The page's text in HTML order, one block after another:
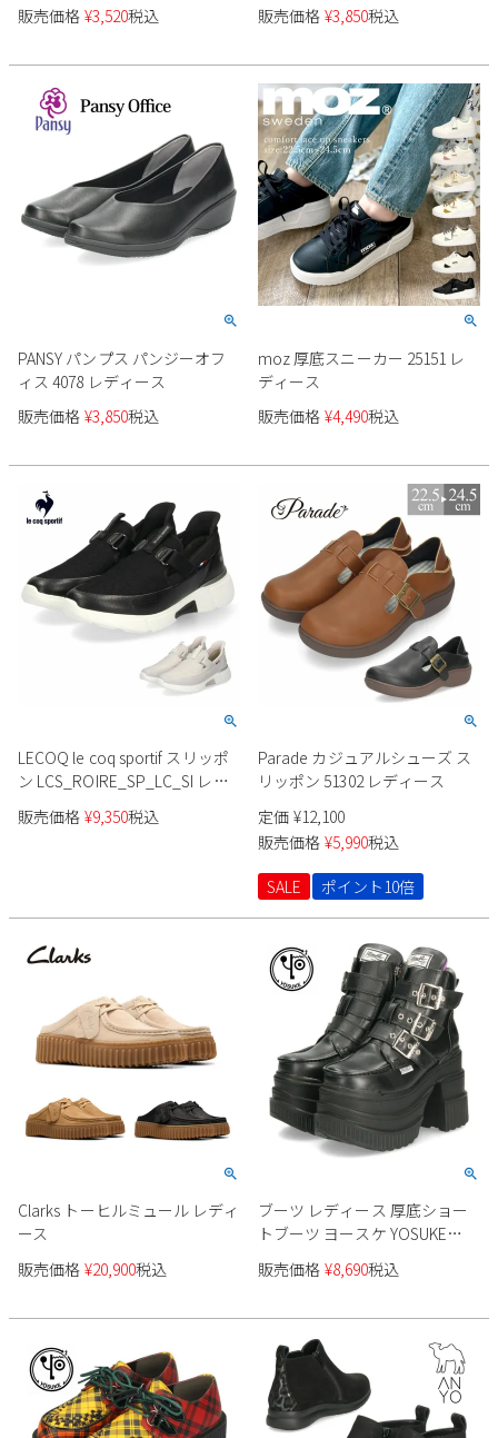
販売価格 ¥3,520税込
販売価格 ¥3,850税込
PANSY パンプス パンジーオフ
ィス 4078 レディース
販売価格 ¥3,850税込
moz 厚底スニーカー 25151 レ
ディース
販売価格 ¥4,490税込
LECOQ le coq sportif スリッポ
ン LCS_ROIRE_SP_LC_SI レデ
ィース LU5SSN23LZ
販売価格 ¥9,350税込
Parade カジュアルシューズ ス
リッポン 51302 レディース
定価 ¥12,100
販売価格 ¥5,990税込
SALE
ポイント10倍
Clarks トーヒルミュール レディ
ース
販売価格 ¥20,900税込
ブーツ レディース 厚底ショー
トブーツ ヨースケ YOSUKE
4460051 ブラック 靴 3E ゆった
り 幅広 歩きやすい サイドファ
販売価格 ¥8,690税込